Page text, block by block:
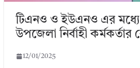
টিএনও ও ইউএনও এর মধ্যে
উপজেলা নির্বাহী
12/01/2025